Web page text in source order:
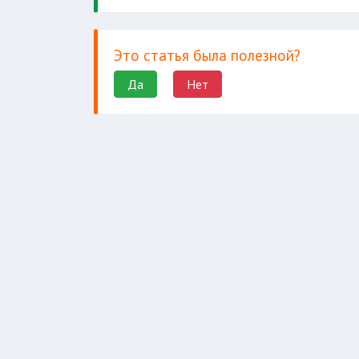
Это статья была полезной?
Да Нет